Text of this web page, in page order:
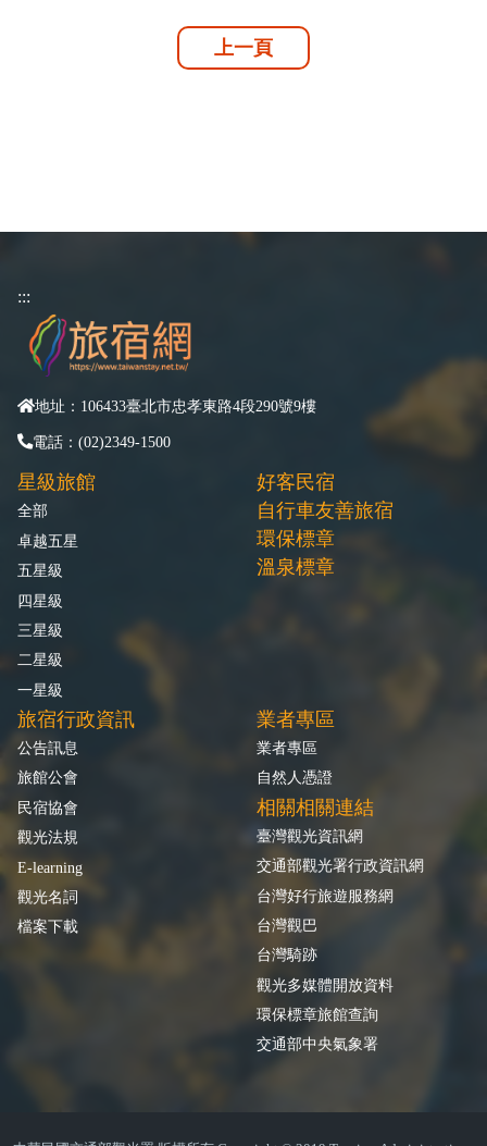
上一頁
:::
地址：106433臺北市忠孝東路4段290號9樓
電話：(02)2349-1500
星級旅館
全部
卓越五星
五星級
四星級
三星級
二星級
一星級
好客民宿
自行車友善旅宿
環保標章
溫泉標章
旅宿行政資訊
公告訊息
旅館公會
民宿協會
觀光法規
E-learning
觀光名詞
檔案下載
業者專區
業者專區
自然人憑證
相關相關連結
臺灣觀光資訊網
交通部觀光署行政資訊網
台灣好行旅遊服務網
台灣觀巴
台灣騎跡
觀光多媒體開放資料
環保標章旅館查詢
交通部中央氣象署